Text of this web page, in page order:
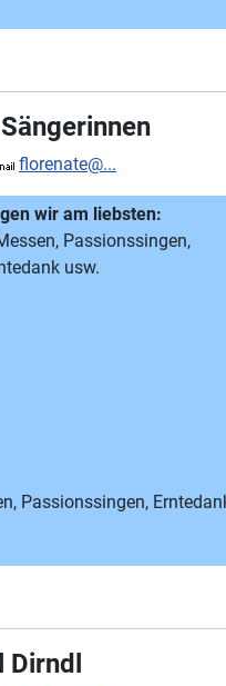
florenate@...
wir am liebsten:
Passionssingen,
usw.
Passionssingen,
Dirndl